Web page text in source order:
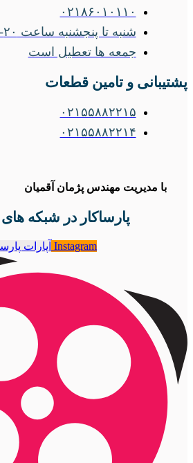
۰۲۱۸۶۰۱۰۱۱۰
شنبه تا پنجشنبه ساعت ۲۰-۸
جمعه ها تعطیل است
پشتیبانی و تامین قطعات
۰۲۱۵۵۸۸۲۲۱۵
۰۲۱۵۵۸۸۲۲۱۴
با مدیریت مهندس پژمان آقمیان
پارساکار در شبکه
Instagram آپارات